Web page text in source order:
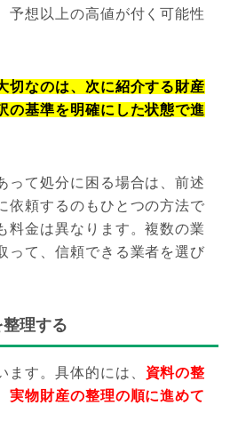
予想以上の高値が付く可能性
切なのは、次に紹介する財産
の基準を明確にした状態で進
って処分に困る場合は、前述
依頼するのもひとつの方法で
料金は異なります。複数の業
って、信頼できる業者を選び
理する
ます。具体的には、 資料の整
実物財産の整理の順に進めて